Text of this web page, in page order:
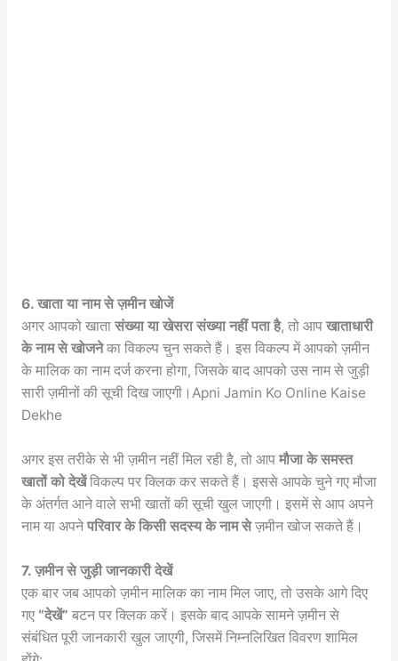
6. खाता या नाम से ज़मीन खोजें
अगर आपको खाता संख्या या खेसरा संख्या नहीं पता है, तो आप खाताधारी
के नाम से खोजनेका विकल्प चुन सकते हैं। इस विकल्प में आपको ज़मीन
के मालिक का नाम दर्ज करना होगा, जिसके बाद आपको उस नाम से जुड़ी
सारी ज़मीनों की सूची दिख जाएगी।Apni Jamin Ko Online Kaise
Dekhe
अगर इस तरीके से भी ज़मीन नहीं मिल रही है, तो आप मौजा के समस्त
खातों को देखेंविकल्प पर क्लिक कर सकते हैं। इससे आपके चुने गए मौजा
के अंतर्गत आने वाले सभी खातों की सूची खुल जाएगी। इसमें से आप अपने
नाम या अपनेपरिवार के किसी सदस्य के नाम सेज़मीन खोज सकते हैं।
7. ज़मीन से जुड़ी जानकारी देखें
एक बार जब आपको ज़मीन मालिक का नाम मिल जाए, तो उसके आगे दिए
गए “देखें” बटन पर क्लिक करें। इसके बाद आपके सामने ज़मीन से
संबंधित पूरी जानकारी खुल जाएगी, जिसमें निम्नलिखित विवरण शामिल